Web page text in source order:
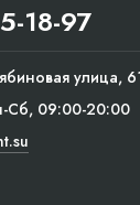
18-97
улица,
Сб, 09:00-20:00